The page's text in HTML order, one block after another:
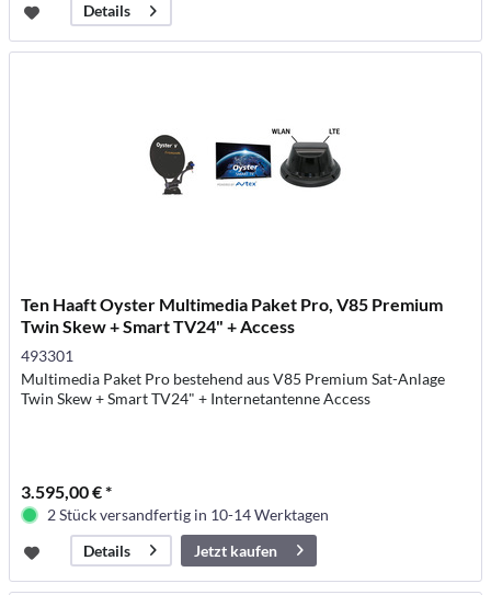
Details
Ten Haaft Oyster Multimedia Paket Pro, V85 Premium
Twin Skew + Smart TV24" + Access
493301
Multimedia Paket Pro bestehend aus V85 Premium Sat-Anlage
Twin Skew + Smart TV24" + Internetantenne Access
3.595,00 € *
2 Stück versandfertig in 10-14 Werktagen
Details
Jetzt kaufen